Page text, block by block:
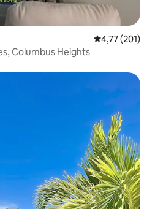
Średnia
4,77 (201)
Columbus Heights
Wybór gości